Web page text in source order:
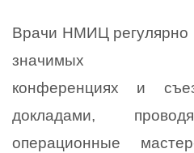
Врачи НМИЦ регулярно
значимых
конференциях и
докладами,
операционные